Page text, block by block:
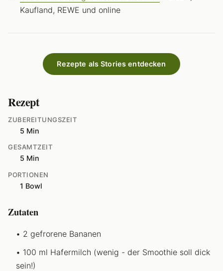
Kaufland, REWE und online
Rezepte als Stories entdecken
Rezept
ZUBEREITUNGSZEIT
5 Min
GESAMTZEIT
5 Min
PORTIONEN
1 Bowl
Zutaten
2 gefrorene Bananen
100 ml Hafermilch (wenig - der Smoothie soll dick
sein!)